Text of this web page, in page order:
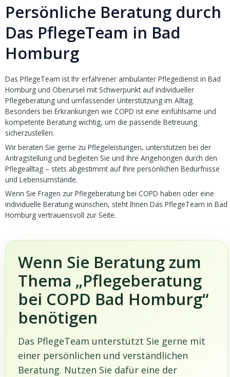
Persönliche Beratung durch
Das PflegeTeam in Bad
Homburg
Das PflegeTeam ist Ihr erfahrener ambulanter Pflegedienst in Bad
Homburg und Oberursel mit Schwerpunkt auf individueller
Pflegeberatung und umfassender Unterstützung im Alltag.
Besonders bei Erkrankungen wie COPD ist eine einfühlsame und
kompetente Beratung wichtig, um die passende Betreuung
sicherzustellen.
Wir beraten Sie gerne zu Pflegeleistungen, unterstützen bei der
Antragstellung und begleiten Sie und Ihre Angehörigen durch den
Pflegealltag – stets abgestimmt auf Ihre persönlichen Bedürfnisse
und Lebensumstände.
Wenn Sie Fragen zur Pflegeberatung bei COPD haben oder eine
individuelle Beratung wünschen, steht Ihnen Das PflegeTeam in Bad
Homburg vertrauensvoll zur Seite.
Wenn Sie Beratung zum
Thema „Pflegeberatung
bei COPD Bad Homburg“
benötigen
Das PflegeTeam unterstützt Sie gerne mit
einer persönlichen und verständlichen
Beratung. Nutzen Sie dafür eine der